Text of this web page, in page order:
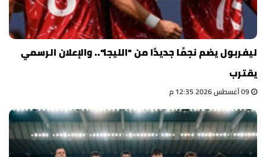
ليفربول يضم نجمًا جديدًا من "الليجا".. والإعلان الرسمي
يقترب